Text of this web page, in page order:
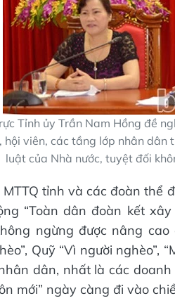
Tỉnh ủy Trần Nam Hồng đề
viên, các tầng lớp nhân
luật của Nhà nước, tuyệt đối
tỉnh và các đoàn thể
“Toàn dân đoàn kết
ngừng được nâng
Quỹ “Vì người
dân, nhất là các
mới” ngày càng đi vào